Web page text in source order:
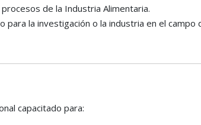
de la Industria Alimentaria.
la investigación o la industria en el campo
capacitado para: